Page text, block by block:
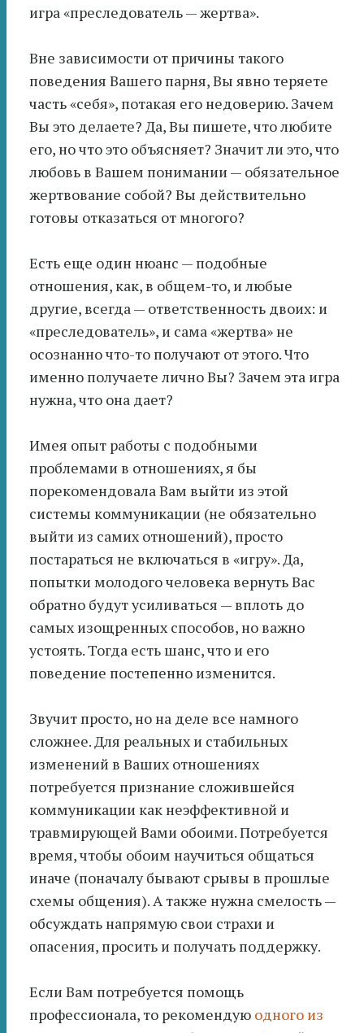
игра «преследователь — жертва».
Вне зависимости от причины такого
поведения Вашего парня, Вы явно теряете
часть «себя», потакая его недоверию. Зачем
Вы это делаете? Да, Вы пишете, что любите
его, но что это объясняет? Значит ли это, что
любовь в Вашем понимании — обязательное
жертвование собой? Вы действительно
готовы отказаться от многого?
Есть еще один нюанс — подобные
отношения, как, в общем-то, и любые
другие, всегда — ответственность двоих: и
«преследователь», и сама «жертва» не
осознанно что-то получают от этого. Что
именно получаете лично Вы? Зачем эта игра
нужна, что она дает?
Имея опыт работы с подобными
проблемами в отношениях, я бы
порекомендовала Вам выйти из этой
системы коммуникации (не обязательно
выйти из самих отношений), просто
постараться не включаться в «игру». Да,
попытки молодого человека вернуть Вас
обратно будут усиливаться — вплоть до
самых изощренных способов, но важно
устоять. Тогда есть шанс, что и его
поведение постепенно изменится.
Звучит просто, но на деле все намного
сложнее. Для реальных и стабильных
изменений в Ваших отношениях
потребуется признание сложившейся
коммуникации как неэффективной и
травмирующей Вами обоими. Потребуется
время, чтобы обоим научиться общаться
иначе (поначалу бывают срывы в прошлые
схемы общения). А также нужна смелость —
обсуждать напрямую свои страхи и
опасения, просить и получать поддержку.
Если Вам потребуется помощь
профессионала, то рекомендую одного из